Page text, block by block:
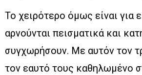
Το χειρότερο όμως είναι για
αρνούνται πεισματικά και
συγχωρήσουν. Με αυτόν τον
τον εαυτό τους καθηλωμένο